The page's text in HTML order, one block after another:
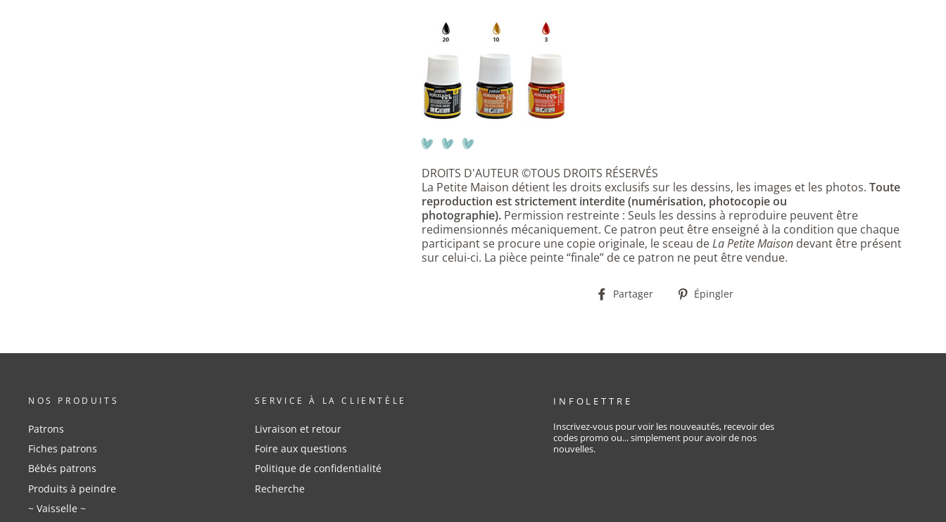
DROITS D'AUTEUR ©TOUS DROITS RÉSERVÉS
La Petite Maison détient les droits exclusifs sur les dessins, les images et les photos. Toute
reproduction est strictement interdite (numérisation, photocopie ou
photographie). Permission restreinte : Seuls les dessins à reproduire peuvent être
redimensionnés mécaniquement. Ce patron peut être enseigné à la condition que chaque
participant se procure une copie originale, le sceau deLa Petite Maison devant être présent
sur celui-ci. La pièce peinte “finale” de ce patron ne peut être vendue.
Partager
PartagerÉpingler
NOS PRODUITS
Patrons
Fiches patrons
Bébés patrons
Produits à peindre
~ Vaisselle ~
SERVICE À LA CLIENTÈLE
Livraison et retour
Foire aux questions
Politique de confidentialité
Recherche
INFOLETTRE
Inscrivez-vous pour voir les nouveautés, recevoir des
codes promo ou... simplement pour avoir de nos
nouvelles.